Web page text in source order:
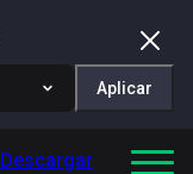
Aplicar
Descargar